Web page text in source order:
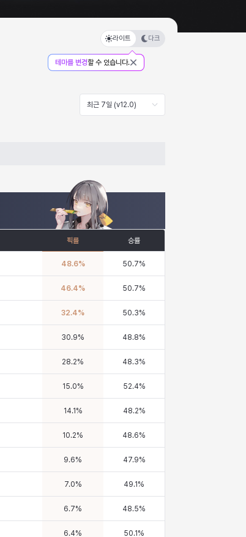
라이트 다크
테마를 변경할 수 있습니다.
최근 7일 (v12.0)
픽률 승률
48.6% 50.7%
46.4% 50.7%
32.4% 50.3%
30.9% 48.8%
28.2% 48.3%
15.0% 52.4%
14.1% 48.2%
10.2% 48.6%
9.6% 47.9%
7.0% 49.1%
6.7% 48.5%
6.4% 50.1%